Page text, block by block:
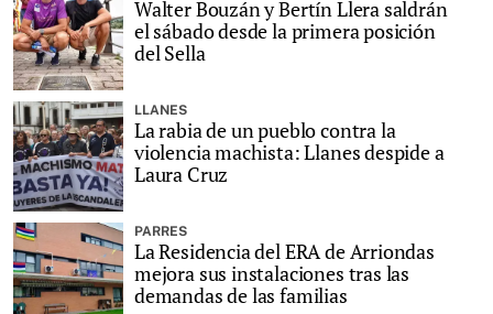
Walter Bouzán y Bertín Llera saldrán
el sábado desde la primera posición
del Sella
LLANES
La rabia de un pueblo contra la
violencia machista: Llanes despide a
Laura Cruz
PARRES
La Residencia del ERA de Arriondas
mejora sus instalaciones tras las
demandas de las familias